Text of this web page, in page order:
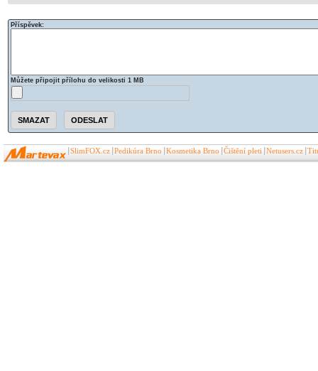
Příspěvek:
Můžete připojit přílohu do velikosti 1 MB
SlimFOX.cz Pedikúra Brno Kosmetika Brno Čištění pleti Netusers.cz